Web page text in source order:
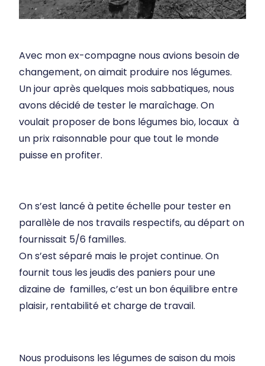
Avec mon ex-compagne nous avions besoin de
changement, on aimait produire nos légumes.
Un jour après quelques mois sabbatiques, nous
avons décidé de tester le maraîchage. On
voulait proposer de bons légumes bio, locaux à
un prix raisonnable pour que tout le monde
puisse en profiter.
On s’est lancé à petite échelle pour tester en
parallèle de nos travails respectifs, au départ on
fournissait 5/6 familles.
On s’est séparé mais le projet continue. On
fournit tous les jeudis des paniers pour une
dizaine de familles, c’est un bon équilibre entre
plaisir, rentabilité et charge de travail.
Nous produisons les légumes de saison du mois